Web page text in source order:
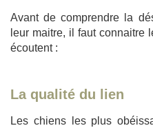
Avant de comprendre la
leur maitre, il faut connaitre
écoutent :
La qualité du lien
Les chiens les plus